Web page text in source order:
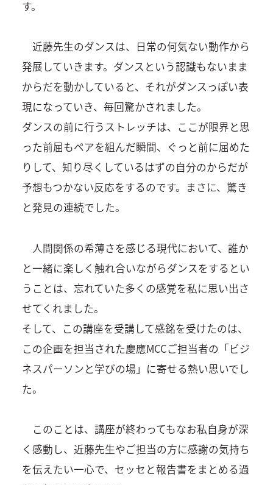
す。
近藤先生のダンスは、日常の何気ない動作から
発展していきます。ダンスという認識もないまま
からだを動かしていると、それがダンスっぽい表
現になっていき、毎回驚かされました。
ダンスの前に行うストレッチは、ここが限界と思
った前屈もペアを組んだ瞬間、ぐっと前に屈めた
りして、知り尽くしているはずの自分のからだが
予想もつかない反応をするのです。まさに、驚き
と発見の連続でした。
人間関係の希薄さを感じる現代において、誰か
と一緒に楽しく触れ合いながらダンスをするとい
うことは、忘れていた多くの感覚を私に思い出さ
せてくれました。
そして、この講座を受講して感銘を受けたのは、
この企画を担当された慶應MCCご担当者の「ビジ
ネスパーソンと学びの場」に寄せる熱い思いでし
た。
このことは、講座が終わってもなお私自身が深
く感動し、近藤先生やご担当の方に感謝の気持ち
を伝えたい一心で、セッセと報告書をまとめる過